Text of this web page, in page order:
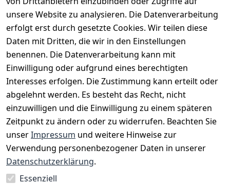
unsere Website zu analysieren. Die Datenverarbeitung
erfolgt erst durch gesetzte Cookies. Wir teilen diese
Daten mit Dritten, die wir in den Einstellungen
benennen. Die Datenverarbeitung kann mit
Einwilligung oder aufgrund eines berechtigten
Interesses erfolgen. Die Zustimmung kann erteilt oder
abgelehnt werden. Es besteht das Recht, nicht
einzuwilligen und die Einwilligung zu einem späteren
Zeitpunkt zu ändern oder zu widerrufen. Beachten Sie
unserImpressum und weitere Hinweise zur
Verwendung personenbezogener Daten in unserer
Datenschutzerklärung.
Essenziell
Rechtliches
AGB
Impressum
Datenschutze
rklärung
Barrierefreihe
Services
Kontakt
Registrieren
Katalog
Zahlungsm
öglichkeite
n
Vorkasse
PayPal
Versanddie
nstleister
Post